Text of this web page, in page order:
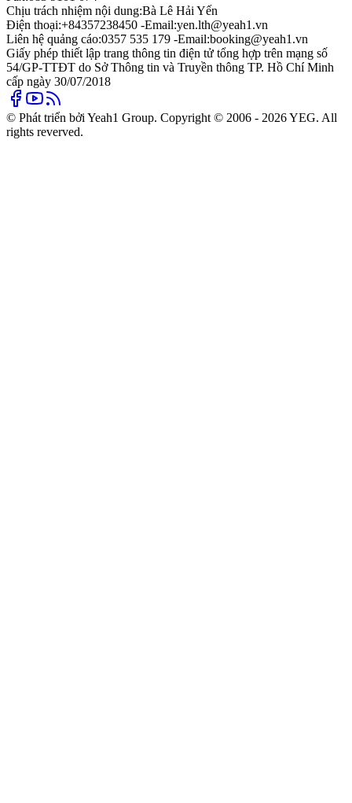
Chịu trách nhiệm nội dung:Bà Lê Hải Yến
Điện thoại:+84357238450 -Email:yen.lth@yeah1.vn
Liên hệ quảng cáo:0357 535 179 -Email:booking@yeah1.vn
Giấy phép thiết lập trang thông tin điện tử tổng hợp trên mạng số
54/GP-TTĐT do Sở Thông tin và Truyền thông TP. Hồ Chí Minh
cấp ngày 30/07/2018
© Phát triển bởi Yeah1 Group. Copyright © 2006 - 2026 YEG. All
rights reverved.